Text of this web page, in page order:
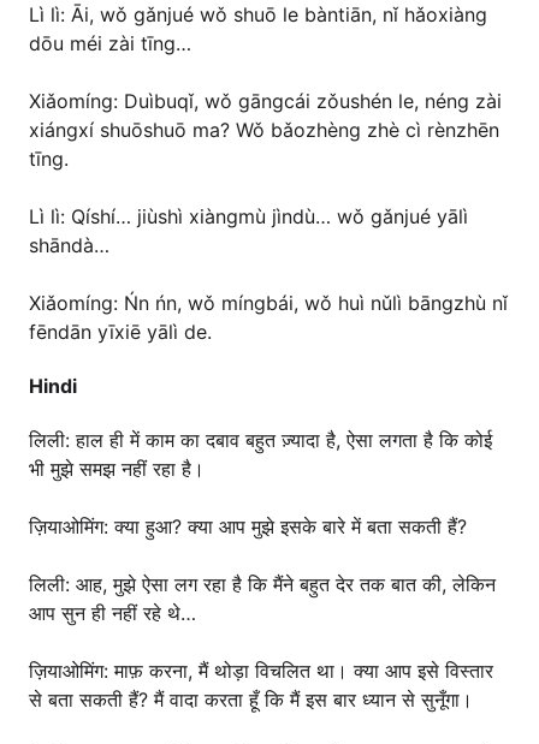
Lì lì: Āi, wǒ gǎnjué wǒ shuō le bàntiān, nǐ hǎoxiàng
dōu méi zài tīng…
Xiǎomíng: Duìbuqǐ, wǒ gāngcái zǒushén le, néng zài
xiángxí shuōshuō ma? Wǒ bǎozhèng zhè cì rènzhēn
tīng.
Lì lì: Qíshí… jiùshì xiàngmù jìndù… wǒ gǎnjué yālì
shāndà…
Xiǎomíng: Ńn ńn, wǒ míngbái, wǒ huì nǔlì bāngzhù nǐ
fēndān yīxiē yālì de.
Hindi
लिली: हाल ही में काम का दबाव बहुत ज़्यादा है, ऐसा लगता है कि कोई
भी मुझे समझ नहीं रहा है।
ज़ियाओमिंग: क्या हुआ? क्या आप मुझे इसके बारे में बता सकती हैं?
लिली: आह, मुझे ऐसा लग रहा है कि मैंने बहुत देर तक बात की, लेकिन
आप सुन ही नहीं रहे थे…
ज़ियाओमिंग: माफ़ करना, मैं थोड़ा विचलित था। क्या आप इसे विस्तार
से बता सकती हैं? मैं वादा करता हूँ कि मैं इस बार ध्यान से सुनूँगा।